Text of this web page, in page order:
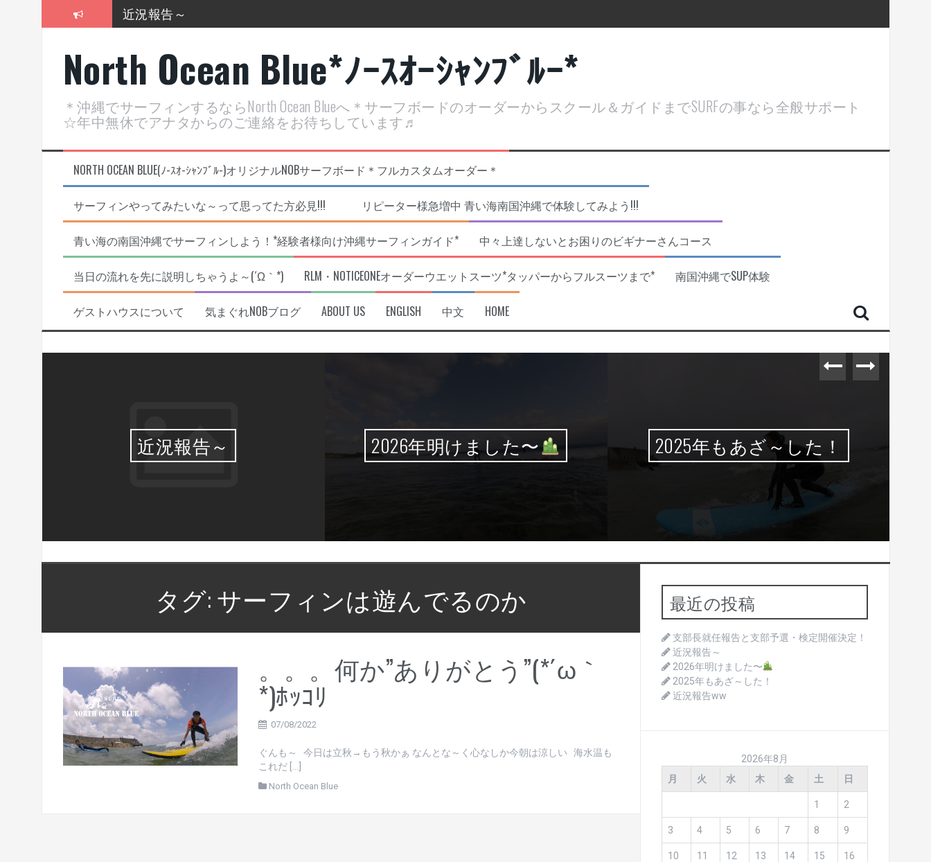
近況報告～
2025年もあざ～した！
ヤッチマッターーーー！！！
支部長就任報告と支部予選・検定開催決定！
North Ocean Blue*ﾉｰｽｵｰｼｬﾝﾌﾞﾙｰ*
＊沖縄でサーフィンするならNorth Ocean Blueへ＊サーフボードのオーダーからスクール＆ガイドまでSURFの事なら全般サポート
☆年中無休でアナタからのご連絡をお待ちしています♬
NORTH OCEAN BLUE(ﾉ-ｽｵ-ｼｬﾝﾌﾞﾙ-)オリジナルNOBサーフボード＊フルカスタムオーダー＊
サーフィンやってみたいな～って思ってた方必見!!! リピーター様急増中 青い海南国沖縄で体験してみよう!!!
青い海の南国沖縄でサーフィンしよう！*経験者様向け沖縄サーフィンガイド* 中々上達しないとお困りのビギナーさんコース
当日の流れを先に説明しちゃうよ～(´Ω｀*) RLM・NOTICEONEオーダーウエットスーツ*タッパーからフルスーツまで* 南国沖縄でSUP体験
ゲストハウスについて 気まぐれNOBブログ ABOUT US ENGLISH 中文 HOME
近況報告～ 2026年明けました〜 2025年もあざ～した！
タグ:サーフィンは遊んでるのか
。。。何か”ありがとう”(*´ω｀
*)ﾎｯｺﾘ
07/08/2022
ぐんも～ 今日は立秋→もう秋かぁ なんとな～く心なしか今朝は涼しい 海水温も
これだ […]
North Ocean Blue
最近の投稿
支部長就任報告と支部予選・検定開催決定！
近況報告～
2026年明けました〜
2025年もあざ～した！
近況報告ww
2026年8月
月
火 水 木 金 土 日
1 2
3 4 5 6 7 8 9
10 11 12 13 14 15 16